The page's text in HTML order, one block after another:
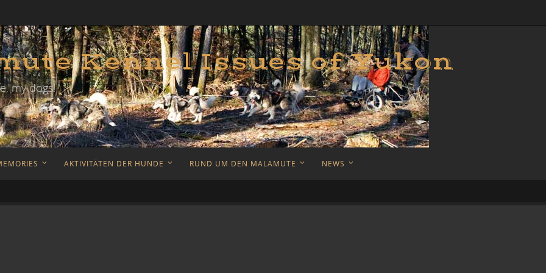
Kennel Issues of Yukon
my dogs!
AKTIVITÄTEN DER HUNDE RUND UM DEN MALAMUTE NEWS